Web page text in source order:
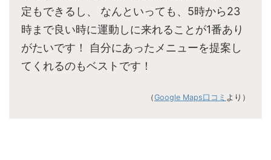
定もできるし、 なんといっても、5時から23
時まで良い時に運動しに来れることが1番あり
がたいです！ 自分にあったメニューを提案し
てくれるのもベストです！
（Google Maps口コミ より）